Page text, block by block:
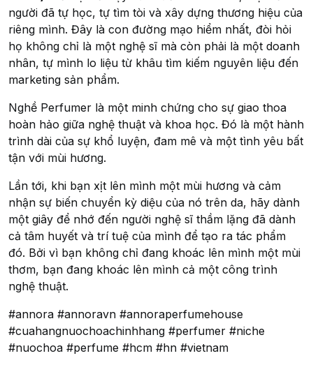
người đã tự học, tự tìm tòi và xây dựng thương hiệu của
riêng mình. Đây là con đường mạo hiểm nhất, đòi hỏi
họ không chỉ là một nghệ sĩ mà còn phải là một doanh
nhân, tự mình lo liệu từ khâu tìm kiếm nguyên liệu đến
marketing sản phẩm.
Nghề Perfumer là một minh chứng cho sự giao thoa
hoàn hảo giữa nghệ thuật và khoa học. Đó là một hành
trình dài của sự khổ luyện, đam mê và một tình yêu bất
tận với mùi hương.
Lần tới, khi bạn xịt lên mình một mùi hương và cảm
nhận sự biến chuyển kỳ diệu của nó trên da, hãy dành
một giây để nhớ đến người nghệ sĩ thầm lặng đã dành
cả tâm huyết và trí tuệ của mình để tạo ra tác phẩm
đó. Bởi vì bạn không chỉ đang khoác lên mình một mùi
thơm, bạn đang khoác lên mình cả một công trình
nghệ thuật.
#annora #annoravn #annoraperfumehouse
#cuahangnuochoachinhhang #perfumer #niche
#nuochoa #perfume #hcm #hn #vietnam